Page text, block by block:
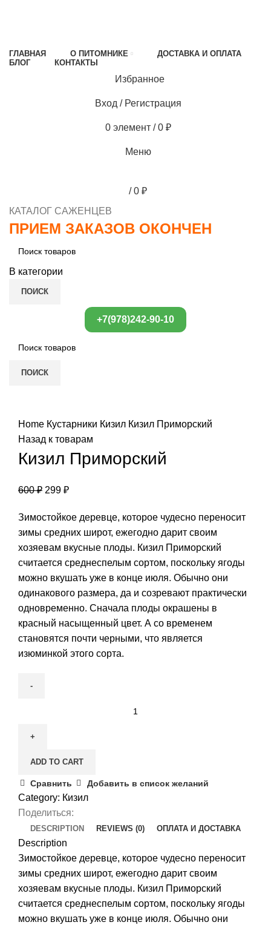
ГЛАВНАЯ О ПИТОМНИКЕ
ДОСТАВКА И ОПЛАТА
БЛОГ
КОНТАКТЫ
Избранное
Вход / Регистрация
0 элемент / 0 ₽
Меню
/ 0 ₽
КАТАЛОГ САЖЕНЦЕВ
ПРИЕМ ЗАКАЗОВ ОКОНЧЕН
В категории
ПОИСК
+7(978)242-90-10
ПОИСК
Home Кустарники Кизил Кизил Приморский
Назад к товарам
Кизил Приморский
600₽ 299 ₽
Зимостойкое деревце, которое чудесно переносит
зимы средних широт, ежегодно дарит своим
хозяевам вкусные плоды. Кизил Приморский
считается среднеспелым сортом, поскольку ягоды
можно вкушать уже в конце июля. Обычно они
одинакового размера, да и созревают практически
одновременно. Сначала плоды окрашены в
красный насыщенный цвет. А со временем
становятся почти черными, что является
изюминкой этого сорта.
quantity
ADD TO CART
Сравнить Добавить в список желаний
Category: Кизил
Поделиться:
DESCRIPTION REVIEWS (0) ОПЛАТА И ДОСТАВКА
Description
Зимостойкое деревце, которое чудесно переносит
зимы средних широт, ежегодно дарит своим
хозяевам вкусные плоды. Кизил Приморский
считается среднеспелым сортом, поскольку ягоды
можно вкушать уже в конце июля. Обычно они